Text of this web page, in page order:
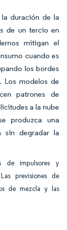
duración de la
de un tercio en
mitigan el
cuando es
los bordes
Los modelos de
patrones de
a la nube
produzca una
sin degradar la
de impulsores y
previsiones de
de mezcla y las